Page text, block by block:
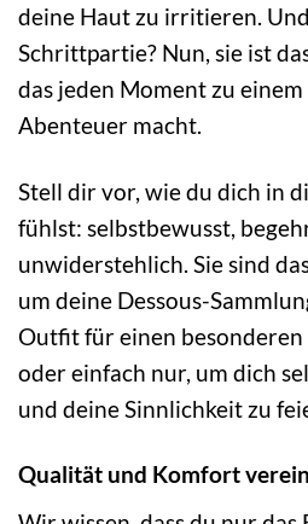
deine Haut zu irritieren.
Schrittpartie? Nun, sie ist
das jeden Moment zu
Abenteuer macht.
Stell dir vor, wie du dich in
fühlst: selbstbewusst,
unwiderstehlich. Sie sind
um deine Dessous-
Outfit für einen besonderen
oder einfach nur, um dich
und deine Sinnlichkeit zu
Qualität und Komfort